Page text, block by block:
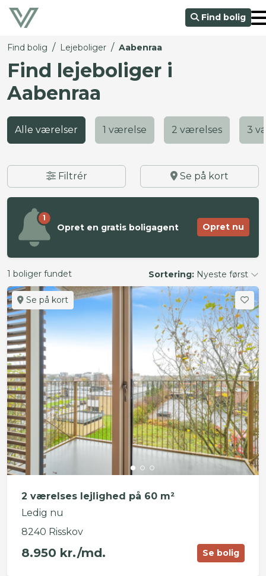
Find bolig
Find bolig / Lejeboliger / Aabenraa
Find lejeboliger i
Aabenraa
Alle værelser 1 værelse 2 værelses 3
Filtrér Se på kort
1
Opret en gratis boligagent Opret nu
1 boliger fundet Sortering: Nyeste først
Se på kort
2 værelses lejlighed på 60 m²
Ledig nu
8240 Risskov
8.950 kr./md. Se bolig